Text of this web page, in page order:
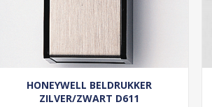
HONEYWELL BELDRUKKER
ZILVER/ZWART D611